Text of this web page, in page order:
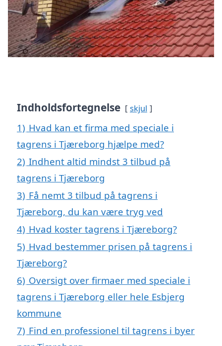
Indholdsfortegnelse skjul
1) Hvad kan et firma med speciale i
tagrens i Tjæreborg hjælpe med?
2) Indhent altid mindst 3 tilbud på
tagrens i Tjæreborg
3) Få nemt 3 tilbud på tagrens i
Tjæreborg, du kan være tryg ved
4) Hvad koster tagrens i Tjæreborg?
5) Hvad bestemmer prisen på tagrens i
Tjæreborg?
6) Oversigt over firmaer med speciale i
tagrens i Tjæreborg eller hele Esbjerg
kommune
7) Find en professionel til tagrens i byer